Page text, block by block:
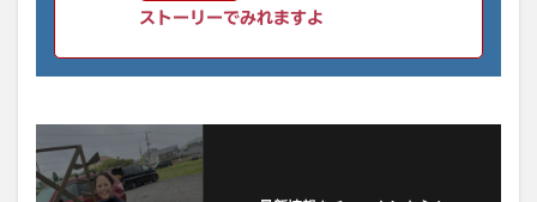
ストーリーでみれますよ